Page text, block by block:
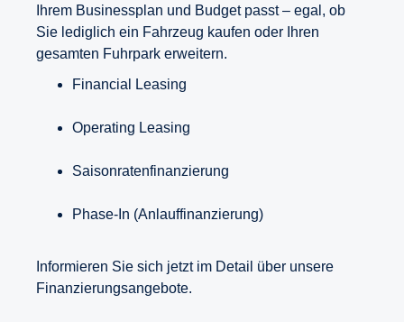
Ihrem Businessplan und Budget passt – egal, ob
Sie lediglich ein Fahrzeug kaufen oder Ihren
gesamten Fuhrpark erweitern.
Financial Leasing
Operating Leasing
Saisonratenfinanzierung
Phase-In (Anlauffinanzierung)
Informieren Sie sich jetzt im Detail über unsere
Finanzierungsangebote.